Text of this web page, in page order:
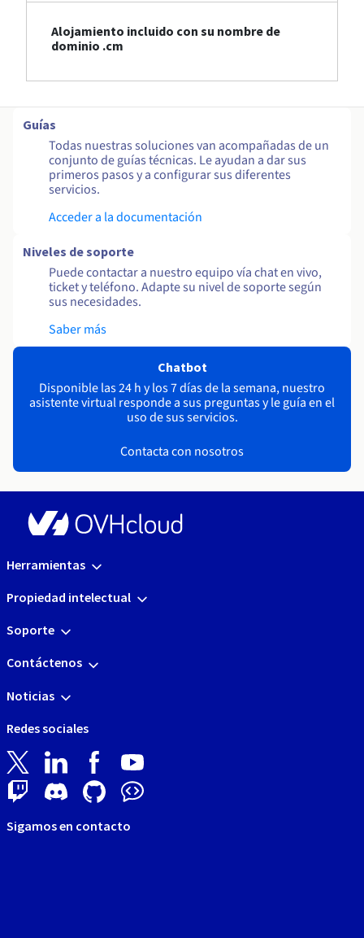
Alojamiento incluido con su nombre de
dominio .cm
Guías
Todas nuestras soluciones van acompañadas de un
conjunto de guías técnicas. Le ayudan a dar sus
primeros pasos y a configurar sus diferentes
servicios.
Acceder a la documentación
Niveles de soporte
Puede contactar a nuestro equipo vía chat en vivo,
ticket y teléfono. Adapte su nivel de soporte según
sus necesidades.
Saber más
Chatbot
Disponible las 24 h y los 7 días de la semana, nuestro
asistente virtual responde a sus preguntas y le guía en el
uso de sus servicios.
Contacta con nosotros
Herramientas
Propiedad intelectual
Soporte
Contáctenos
Noticias
Redes sociales
Sigamos en contacto